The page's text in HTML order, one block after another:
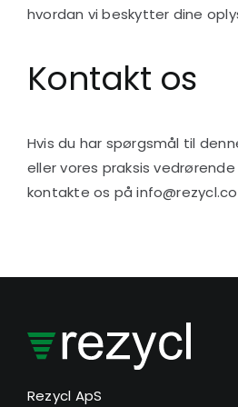
hvordan vi beskytter dine
Kontakt os
Hvis du har spørgsmål til
eller vores praksis
kontakte os på
Rezycl ApS